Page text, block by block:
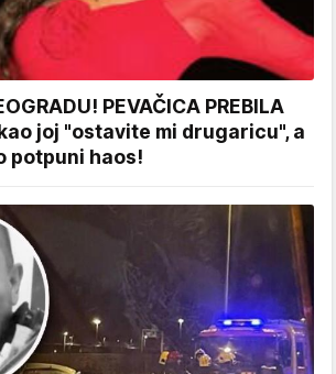
PEVAČICA PREBILA
joj "ostavite mi drugaricu", a
potpuni haos!